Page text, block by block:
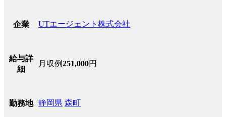
企業 UTエージェント株式会社
給与詳
細
月収例251,000円
勤務地 静岡県 森町